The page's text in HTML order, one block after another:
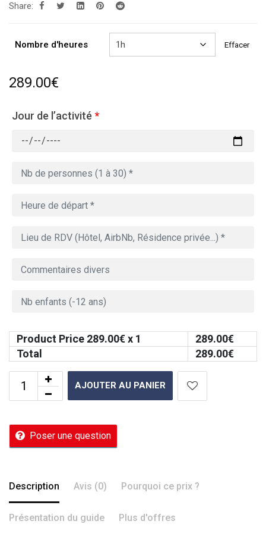
Share:
Nombre d'heures Effacer
289.00€
Jour de l’activité *
Product Price 289.00€ x 1 289.00€
Total
289.00€
AJOUTER AU PANIER
Poser une question
Description Avis (0) Pourquoi ce prix ?
Présentation du guide Plus d'offres